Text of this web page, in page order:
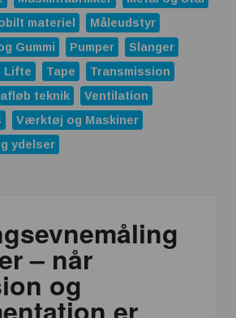
materiel
Måleudstyr
Gummi Pumper
Slanger
Lifte
Tape
Transmission
teknik
Ventilation
Værktøj og Maskiner
ydelser
– når
og